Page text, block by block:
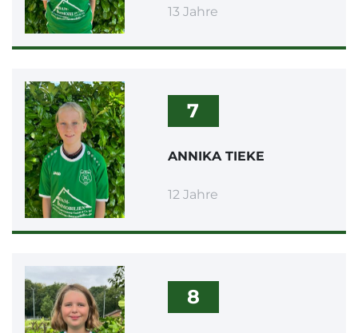
13 Jahre
7
ANNIKA TIEKE
12 Jahre
8